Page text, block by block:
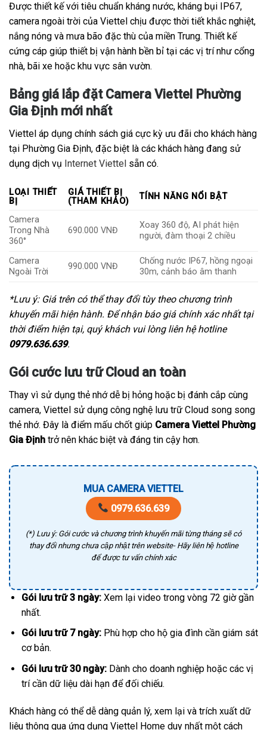
Được thiết kế với tiêu chuẩn kháng nước, kháng bụi IP67,
camera ngoài trời của Viettel chịu được thời tiết khắc nghiệt,
nắng nóng và mưa bão đặc thù của miền Trung. Thiết kế
cứng cáp giúp thiết bị vận hành bền bỉ tại các vị trí như cổng
nhà, bãi xe hoặc khu vực sân vườn.
Bảng giá lắp đặt Camera Viettel Phường
Gia Định mới nhất
Viettel áp dụng chính sách giá cực kỳ ưu đãi cho khách hàng
tại Phường Gia Định, đặc biệt là các khách hàng đang sử
dụng dịch vụ Internet Viettel sẵn có.
LOẠI THIẾT
BỊ
GIÁ THIẾT BỊ
(THAM KHẢO)
TÍNH NĂNG NỔI BẬT
Camera
Trong Nhà
360°
690.000 VNĐ
Xoay 360 độ, AI phát hiện
người, đàm thoại 2 chiều
Camera
Ngoài Trời
990.000 VNĐ
Chống nước IP67, hồng ngoại
30m, cảnh báo âm thanh
*Lưu ý: Giá trên có thể thay đổi tùy theo chương trình
khuyến mãi hiện hành. Để nhận báo giá chính xác nhất tại
thời điểm hiện tại, quý khách vui lòng liên hệ hotline
0979.636.639.
Gói cước lưu trữ Cloud an toàn
Thay vì sử dụng thẻ nhớ dễ bị hỏng hoặc bị đánh cắp cùng
camera, Viettel sử dụng công nghệ lưu trữ Cloud song song
thẻ nhớ. Đây là điểm mấu chốt giúp Camera Viettel Phường
Gia Định trở nên khác biệt và đáng tin cậy hơn.
MUA CAMERA VIETTEL
0979.636.639
(*) Lưu ý: Gói cước và chương trình khuyến mãi từng tháng sẽ có
thay đổi nhưng chưa cập nhật trên website- Hãy liên hệ hotline
để được tư vấn chính xác
Gói lưu trữ 3 ngày:Xem lại video trong vòng 72 giờ gần
nhất.
Gói lưu trữ 7 ngày:Phù hợp cho hộ gia đình cần giám sát
cơ bản.
Gói lưu trữ 30 ngày:Dành cho doanh nghiệp hoặc các vị
trí cần dữ liệu dài hạn để đối chiếu.
Khách hàng có thể dễ dàng quản lý, xem lại và trích xuất dữ
liệu thông qua ứng dụng Viettel Home duy nhất một cách